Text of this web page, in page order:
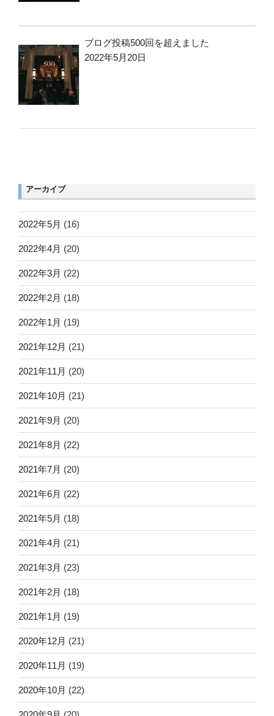
ブログ投稿500回を超えました
2022年5月20日
アーカイブ
2022年5月 (16)
2022年4月 (20)
2022年3月 (22)
2022年2月 (18)
2022年1月 (19)
2021年12月 (21)
2021年11月 (20)
2021年10月 (21)
2021年9月 (20)
2021年8月 (22)
2021年7月 (20)
2021年6月 (22)
2021年5月 (18)
2021年4月 (21)
2021年3月 (23)
2021年2月 (18)
2021年1月 (19)
2020年12月 (21)
2020年11月 (19)
2020年10月 (22)